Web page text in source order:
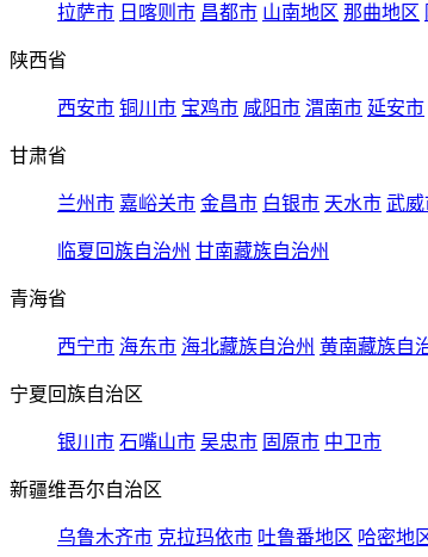
拉萨市 日喀则市 昌都市 山南地区 那曲地区
陕西省
西安市 铜川市 宝鸡市 咸阳市 渭南市 延安市
甘肃省
兰州市 嘉峪关市 金昌市 白银市 天水市 武威
临夏回族自治州 甘南藏族自治州
青海省
西宁市 海东市 海北藏族自治州 黄南藏族自
宁夏回族自治区
银川市 石嘴山市 吴忠市 固原市 中卫市
新疆维吾尔自治区
乌鲁木齐市 克拉玛依市 吐鲁番地区 哈密地